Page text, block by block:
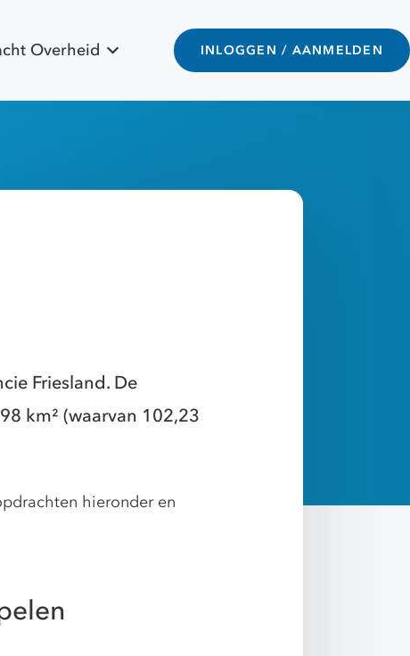
Overheid INLOGGEN / AANMELDEN
Friesland. De
km² (waarvan 102,23
hieronder en